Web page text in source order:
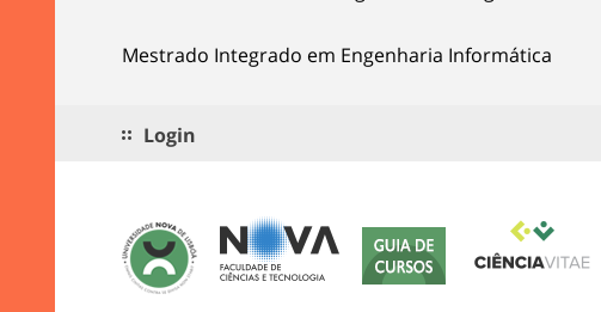
Mestrado Integrado em Engenharia Informática
Login